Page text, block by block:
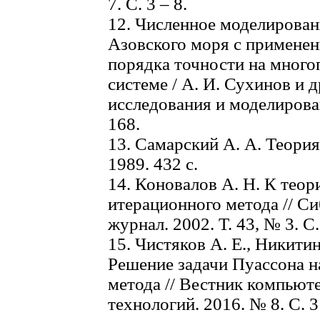
7. С. 3 – 8.
12. Численное
Азовского моря с
порядка точности на
системе / А. И. Сухинов и
исследования и
168.
13. Самарский А. А.
1989. 432 с.
14. Коновалов А. Н. К
итерационного метода //
журнал. 2002. Т. 43, № 3.
15. Чистяков А. Е.,
Решение задачи Пуассона
метода // Вестник
технологий. 2016. № 8. С.